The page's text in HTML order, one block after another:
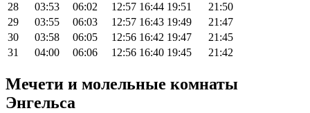
28
03:53 06:02 12:57 16:44 19:51
21:50
29
03:55 06:03 12:57 16:43 19:49
21:47
30
03:58 06:05 12:56 16:42 19:47
21:45
31
04:00 06:06 12:56 16:40 19:45 21:42
Мечети и молельные комнаты
Энгельса